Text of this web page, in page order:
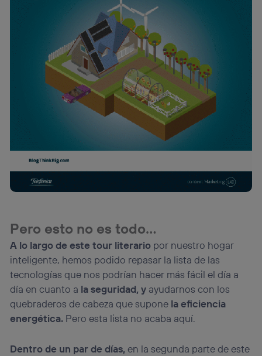
Pero esto no es todo…
A lo largo de este tour literario por nuestro hogar
inteligente, hemos podido repasar la lista de las
tecnologías que nos podrían hacer más fácil el día a
día en cuanto a la seguridad, y ayudarnos con los
quebraderos de cabeza que supone la eficiencia
energética. Pero esta lista no acaba aquí.
Dentro de un par de días,en la segunda parte de este